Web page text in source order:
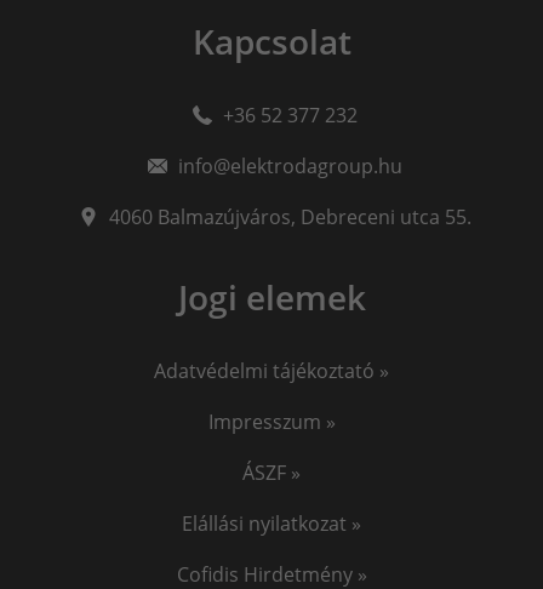
Kapcsolat
+36 52 377 232
info@elektrodagroup.hu
4060 Balmazújváros, Debreceni utca 55.
Jogi elemek
Adatvédelmi tájékoztató »
Impresszum »
ÁSZF »
Elállási nyilatkozat »
Cofidis Hirdetmény »